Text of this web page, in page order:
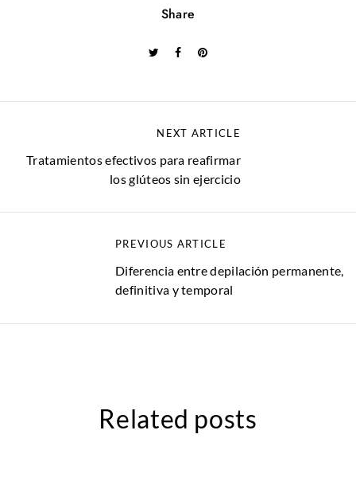
Share
PREVIOUS ARTICLE
Diferencia entre depilación permanente,
definitiva y temporal
NEXT ARTICLE
Tratamientos efectivos para reafirmar
los glúteos sin ejercicio
Related posts